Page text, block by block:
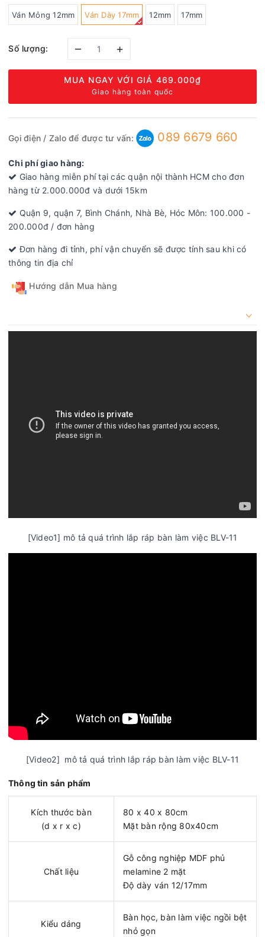
Ván Mỏng 12mm Ván Dày 17mm 12mm 17mm
Số lượng: – +
MUA NGAY VỚI GIÁ 469.000₫
Giao hàng toàn quốc
Gọi điện / Zalo để được tư vấn: 089 6679 660
Chi phí giao hàng:
Giao hàng miễn phí tại các quận nội thành HCM cho đơn
hàng từ 2.000.000đ và dưới 15km
Quận 9, quận 7, Bình Chánh, Nhà Bè, Hóc Môn: 100.000 -
200.000đ / đơn hàng
Đơn hàng đi tỉnh, phí vận chuyển sẽ được tính sau khi có
thông tin địa chỉ
Hướng dẫn Mua hàng
[Video1] mô tả quá trình lắp ráp bàn làm việc BLV-11
[Video2] mô tả quá trình lắp ráp bàn làm việc BLV-11
Thông tin sản phẩm
Kích thước bàn
(d x r x c)
80 x 40 x 80cm
Mặt bàn rộng 80x40cm
Chất liệu
Gỗ công nghiệp MDF phủ
melamine 2 mặt
Độ dày ván 12/17mm
Kiểu dáng
Bàn học, bàn làm việc ngồi bệt
nhỏ gọn